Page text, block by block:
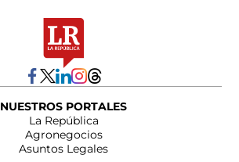
NUESTROS PORTALES
La República
Agronegocios
Asuntos Legales